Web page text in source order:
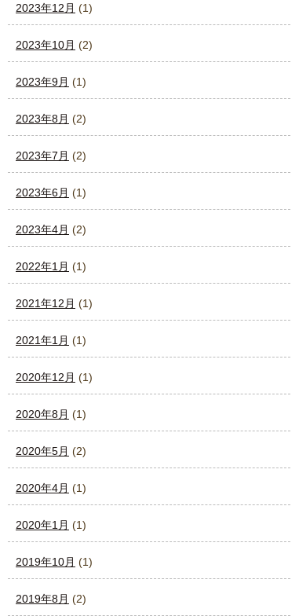
2023年12月 (1)
2023年10月 (2)
2023年9月 (1)
2023年8月 (2)
2023年7月 (2)
2023年6月 (1)
2023年4月 (2)
2022年1月 (1)
2021年12月 (1)
2021年1月 (1)
2020年12月 (1)
2020年8月 (1)
2020年5月 (2)
2020年4月 (1)
2020年1月 (1)
2019年10月 (1)
2019年8月 (2)